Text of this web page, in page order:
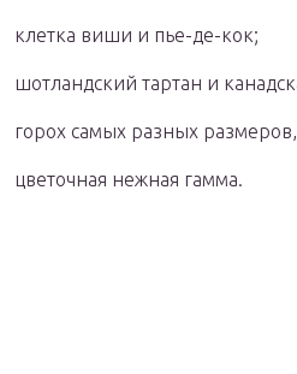
клетка виши и пье-де-кок;
шотландский тартан и
горох самых разных
цветочная нежная гамма.